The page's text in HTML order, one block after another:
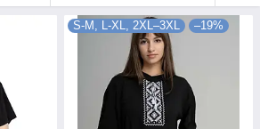
S-M, L-XL, 2XL–3XL –19%